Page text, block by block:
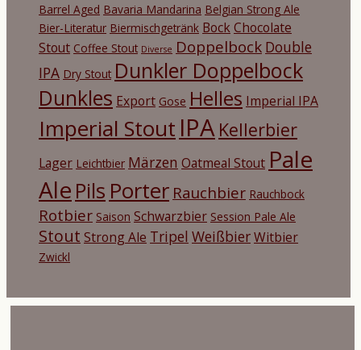
Barrel Aged Bavaria Mandarina Belgian Strong Ale
Bier-Literatur Biermischgetränk BockChocolate
Stout Coffee Stout Diverse Doppelbock Double
IPA Dry Stout Dunkler Doppelbock
Dunkles Export Gose Helles Imperial IPA
Imperial Stout IPA Kellerbier
Lager Leichtbier Märzen Oatmeal Stout Pale
Ale Pils Porter Rauchbier Rauchbock
Rotbier Saison Schwarzbier Session Pale Ale
Stout Strong Ale Tripel WeißbierWitbier
Zwickl